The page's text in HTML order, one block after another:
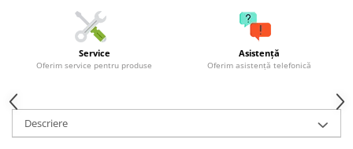
Freze de pamant
Tocatoare agricole
Cultivatoare
Articole electrice
Prelungitoare
Service
Oferim service pentru produse
Asistență
Oferim asistență telefonică
Descriere